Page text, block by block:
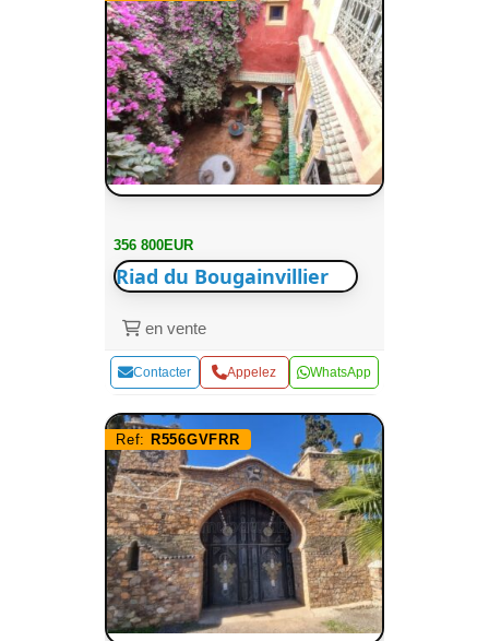
356 800EUR
Riad du Bougainvillier
en vente
Contacter Appelez WhatsApp
Ref: R556GVFRR